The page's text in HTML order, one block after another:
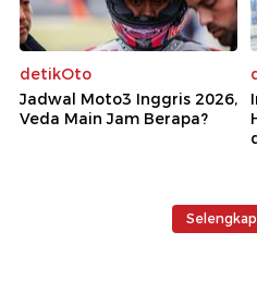
detikOto
Jadwal Moto3 Inggris 2026,
Veda Main Jam Berapa?